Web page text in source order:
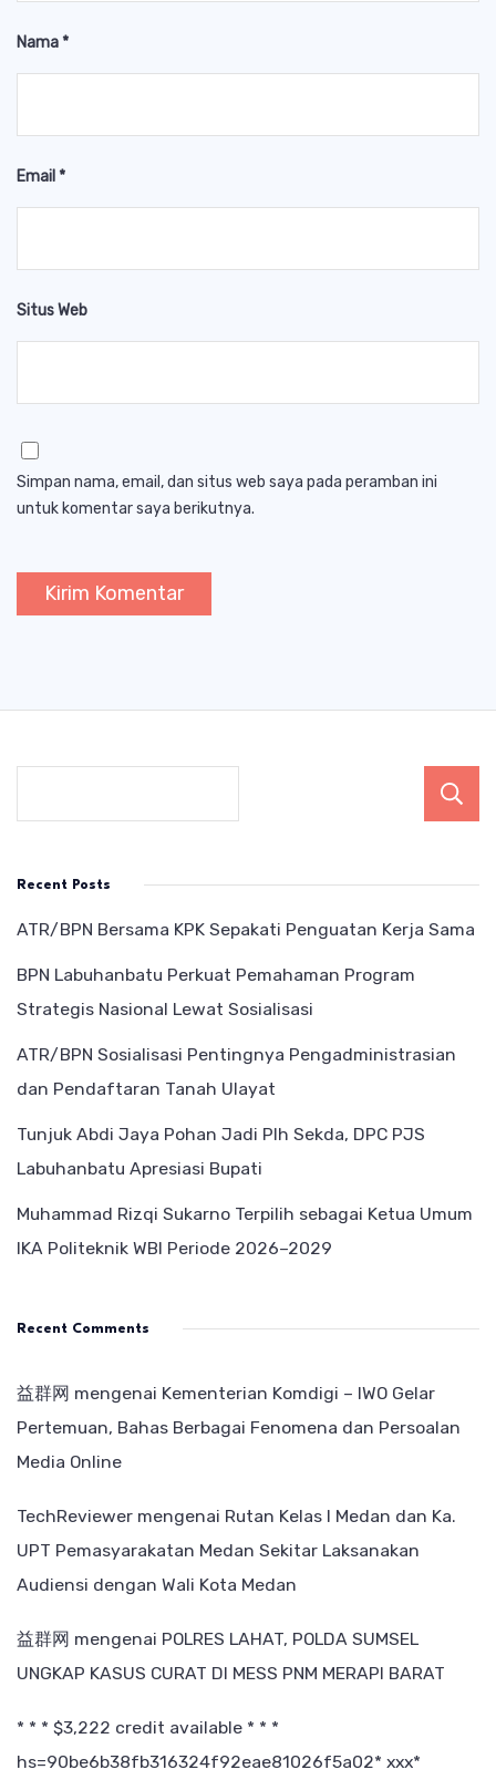
Nama*
Email *
Situs Web
Simpan nama, email, dan situs web saya pada peramban ini
untuk komentar saya berikutnya.
Recent Posts
ATR/BPN Bersama KPK Sepakati Penguatan Kerja Sama
BPN Labuhanbatu Perkuat Pemahaman Program
Strategis Nasional Lewat Sosialisasi
ATR/BPN Sosialisasi Pentingnya Pengadministrasian
dan Pendaftaran Tanah Ulayat
Tunjuk Abdi Jaya Pohan Jadi Plh Sekda, DPC PJS
Labuhanbatu Apresiasi Bupati
Muhammad Rizqi Sukarno Terpilih sebagai Ketua Umum
IKA Politeknik WBI Periode 2026–2029
Recent Comments
益群网 mengenai Kementerian Komdigi – IWO Gelar
Pertemuan, Bahas Berbagai Fenomena dan Persoalan
Media Online
TechReviewer mengenai Rutan Kelas I Medan dan Ka.
UPT Pemasyarakatan Medan Sekitar Laksanakan
Audiensi dengan Wali Kota Medan
益群网 mengenai POLRES LAHAT, POLDA SUMSEL
UNGKAP KASUS CURAT DI MESS PNM MERAPI BARAT
* * * $3,222 credit available * * *
hs=90be6b38fb316324f92eae81026f5a02* ххх*